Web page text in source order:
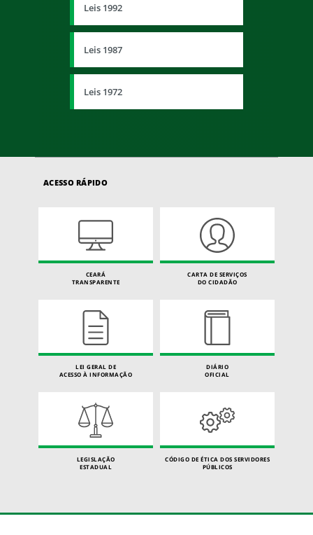
Leis 1992
Leis 1987
Leis 1972
ACESSO RÁPIDO
CEARÁ
TRANSPARENTE
CARTA DE SERVIÇOS
DO CIDADÃO
LEI GERAL DE
ACESSO À INFORMAÇÃO
DIÁRIO
OFICIAL
LEGISLAÇÃO
ESTADUAL
CÓDIGO DE ÉTICA DOS SERVIDORES
PÚBLICOS